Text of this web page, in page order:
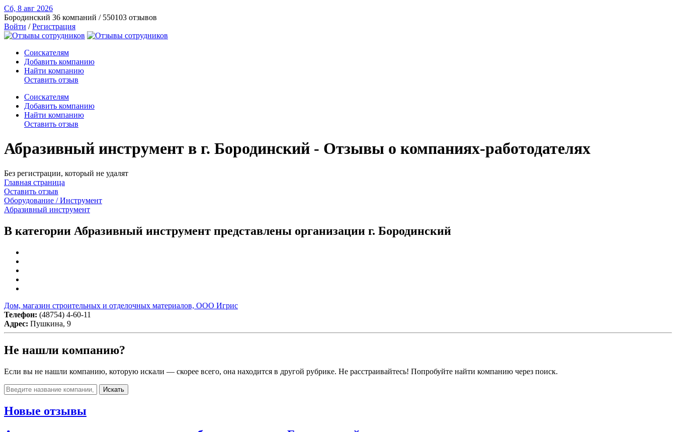
Сб, 8 авг 2026
Бородинский 36 компаний / 550103 отзывов
Войти /Регистрация
Соискателям
Добавить компанию
Найти компанию
Оставить отзыв
Соискателям
Добавить компанию
Найти компанию
Оставить отзыв
Абразивный инструмент в г. Бородинский - Отзывы о компаниях-работодателях
Без регистрации, который не удалят
Главная страница
Оставить отзыв
Оборудование / Инструмент
Абразивный инструмент
В категории Абразивный инструмент представлены организации г. Бородинский
Дом, магазин строительных и отделочных материалов, ООО Игрис
Телефон: (48754) 4-60-11
Адрес: Пушкина, 9
Не нашли компанию?
Если вы не нашли компанию, которую искали — скорее всего, она находится в другой рубрике. Не расстраивайтесь! Попробуйте найти компанию через поиск.
Искать
Новые отзывы